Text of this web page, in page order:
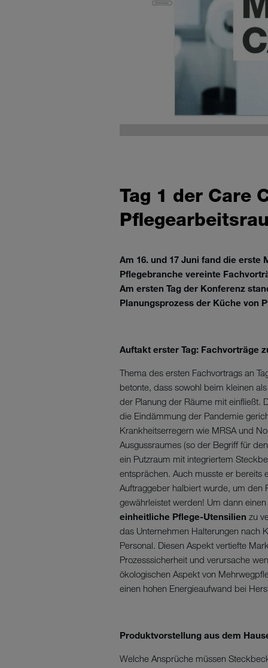
Tag 1 der Care
Am 16. und 17 Juni fand die
Pflegebranche vereinte
Am ersten Tag der Konferenz
Planungsprozess der Küche von
Auftakt erster Tag: Fachvorträge
Thema des ersten Fachvortrags an
betonte, dass sowohl beim kleinen
der Planung der Räume mit einfließt.
die Eindämmung der Pandemie
Krankheitserregern wie MRSA und
Ausgussraumes (so der Begriff für
ein Putzraum mit integriertem
entsprächen. Auch musste er bereits
Auftraggeber halbiert wurde, um den
gewährleistet werden! Um dann
einheitliche Pflege-Utensilien zu
das Unternehmen Halterungen nach
Personal. Diesen Aspekt vertiefte
Prozesssicherheit und verursache
ökologischen Aspekt von
einen hohen Energieaufwand bei
Produktvorstellung aus dem
Welche Ansprüche müssen